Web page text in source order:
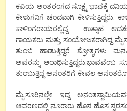
ಕವಿಯ ಅಂತರಂಗದ ಸೂಕ್ಷ್ಮ ಭಾವಕ್ಕೆ
ಕೇಳುಗನಿಗೆ ಚಂದವಾಗಿ ಕೇಳಿಸುತ್ತಿದ್ದರು.
ಕಾಳಿಂಗರಾಯರಲ್ಲಿದ್ದ ಉತ್ಸಾಹ
ಗಾಯಕರು ಮತ್ತು ಸಂಯೋಜಕರಾಗಿದ್ದ
ತುಂಬಿ ಹಾಡುತ್ತಿದ್ದರೆ ಶ್ರೋತೃಗಳು
ಅವರನ್ನು ಆರಾಧಿಸುತ್ತಿದ್ದರು.ಭಾವವೆಂಬ
ತುಂಬುತ್ತಿದ್ದ ಅನಂತರಿಗೆ ಕೇವಲ
ಮೈಸೂರಿನಲ್ಲೇ ಇದ್ದ
ಆವರಣದಲ್ಲಿ ನೂರಾರು ಹೊಸ ಹೊಸ